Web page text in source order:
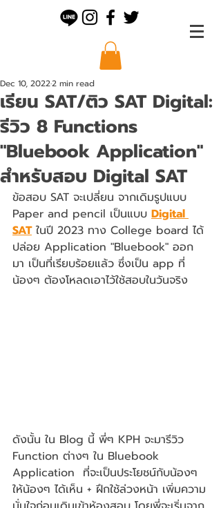
เรียน SAT/ติว SAT Digital:
รีวิว 8 Functions
"Bluebook Application"
สำหรับสอบ Digital SAT
Dec 10, 20222 min read
ข้อสอบ SAT จะเปลี่ยน จากเดิมรูปแบบ
Paper and pencil เป็นแบบ Digital
SAT ในปี 2023 ทาง College board ได้
ปล่อย Application "Bluebook" ออก
มา เป็นที่เรียบร้อยแล้ว ซึ่งเป็น app ที่
น้องๆ ต้องโหลดเอาไว้ใช้สอบในวันจริง
ดังนั้น ใน Blog นี้ พี่ๆ KPH จะมารีวิว
Function ต่างๆ ใน Bluebook
Application  ที่จะเป็นประโยชน์กับน้องๆ
ให้น้องๆ ได้เห็น + ฝึกใช้ล่วงหน้า เพิ่มความ